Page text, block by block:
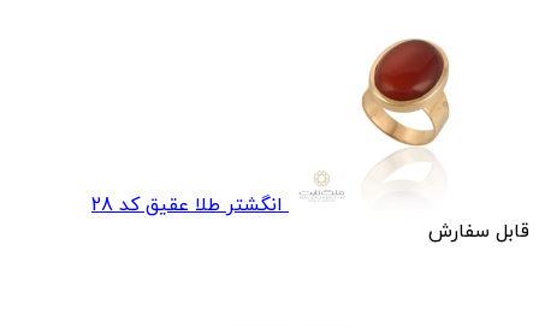
انگشتر طلا عقيق کد 28
قابل سفارش